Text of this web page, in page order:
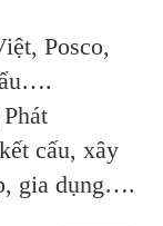
Posco,
cấu, xây
gia dụng….